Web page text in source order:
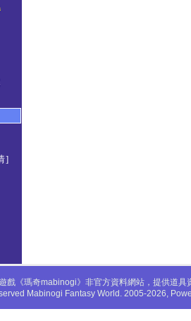
]
戲《瑪奇mabinogi》非官方資料網站，提供道
Mabinogi Fantasy World. 2005-2026,